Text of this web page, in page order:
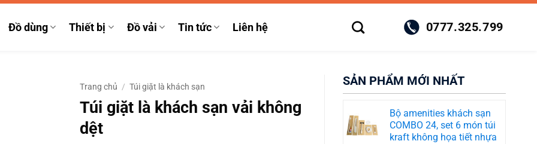
Đồ dùng Thiết bị Đồ vải Tin tức Liên hệ 0777.325.799
Trang chủ / Túi giặt là khách sạn
Túi giặt là khách sạn vải không
dệt
SẢN PHẨM MỚI NHẤT
Bộ amenities khách sạn
COMBO 24, set 6 món túi
kraft không họa tiết nhựa